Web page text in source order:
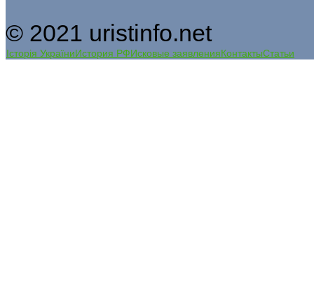
© 2021 uristinfo.net
Історія УкраїниИстория РФИсковые заявленияКонтактыСтатьи